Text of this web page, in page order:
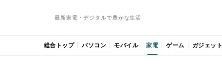
最新家電・デジタルで豊かな生活
総合トップ パソコン モバイル 家電 ゲーム ガジェット